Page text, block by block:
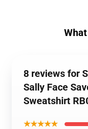
8 reviews for
Sally Face
Sweatshirt
★★★★★